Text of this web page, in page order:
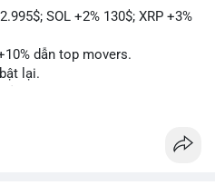
SOL +2% 130$; XRP +3%
dẫn top movers.
lại.
Ethereum.
Clarity Act.